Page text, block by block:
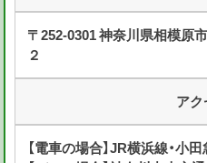
〒252-0301 神奈川県相模原
２
ア
【電車の場合】JR横浜線・小